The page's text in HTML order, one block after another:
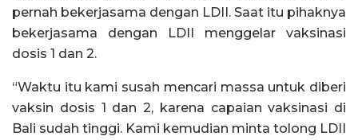
pernah bekerjasama dengan LDII. Saat itu pihaknya
bekerjasama dengan LDII menggelar vaksinasi
dosis 1 dan 2.
“Waktu itu kami susah mencari massa untuk diberi
vaksin dosis 1 dan 2, karena capaian vaksinasi di
Bali sudah tinggi. Kami kemudian minta tolong LDII